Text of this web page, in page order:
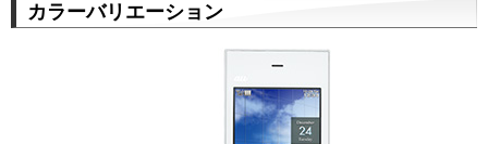
カラーバリエーション